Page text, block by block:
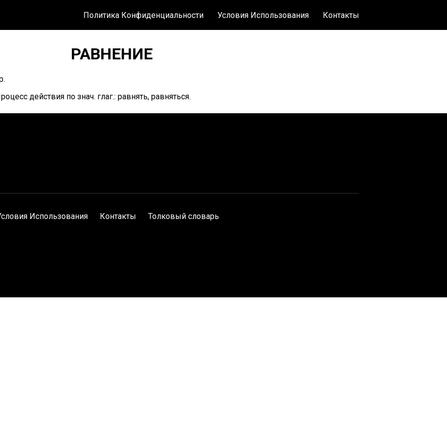
Политика Конфиденциальности Условия Использования Контакты
РАВНЕНИЕ
действия по знач. глаг.: равнять, равняться.
Использования Контакты Толковый словарь